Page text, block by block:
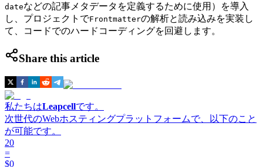
dateなどの記事メタデータを定義するために使用）を導入
し、プロジェクトでFrontmatterの解析と読み込みを実装し
て、コードでのハードコーディングを回避します。
Share this article
私たちはLeapcellです。
次世代のWebホスティングプラットフォームで、以下のこと
が可能です。
20
=
$0